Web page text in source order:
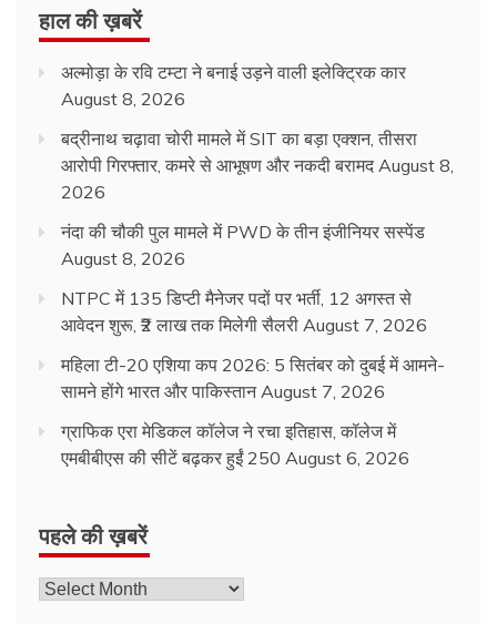
हाल की ख़बरें
अल्मोड़ा के रवि टम्टा ने बनाई उड़ने वाली इलेक्ट्रिक कार
August 8, 2026
बद्रीनाथ चढ़ावा चोरी मामले में SIT का बड़ा एक्शन, तीसरा
आरोपी गिरफ्तार, कमरे से आभूषण और नकदी बरामद August 8,
2026
नंदा की चौकी पुल मामले में PWD के तीन इंजीनियर सस्पेंड
August 8, 2026
NTPC में 135 डिप्टी मैनेजर पदों पर भर्ती, 12 अगस्त से
आवेदन शुरू, ₹2 लाख तक मिलेगी सैलरी August 7, 2026
महिला टी-20 एशिया कप 2026: 5 सितंबर को दुबई में आमने-
सामने होंगे भारत और पाकिस्तान August 7, 2026
ग्राफिक एरा मेडिकल कॉलेज ने रचा इतिहास, कॉलेज में
एमबीबीएस की सीटें बढ़कर हुईं 250 August 6, 2026
पहले की ख़बरें